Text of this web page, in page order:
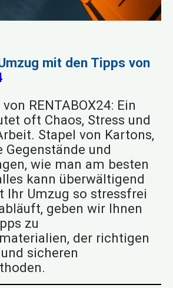
mit den Tipps von
RENTABOX24: Ein
oft Chaos, Stress und
Stapel von Kartons,
und
wie man am besten
kann überwältigend
Ihr Umzug so stressfrei
geben wir Ihnen
zu
der richtigen
sicheren